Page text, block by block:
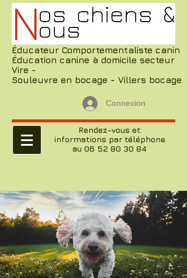
Éducateur Comportementaliste canin
Éducation canine à domicile secteur
Vire -
Souleuvre en bocage - Villers bocage
Connexion
Rendez-vous et
informations par téléphone
au 06 52 80 30 84